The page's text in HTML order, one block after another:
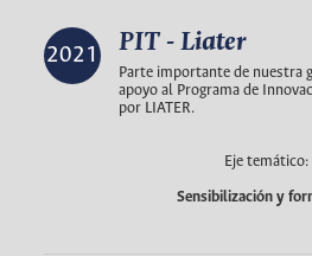
2021 PIT - Liater
Parte importante de nuestra
apoyo al Programa de
por LIATER.
Eje temático:
Sensibilización y